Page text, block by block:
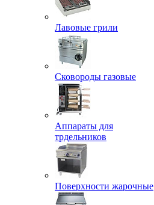
Лавовые грили
Сковороды газовые
Аппараты для
трдельников
Поверхности жарочные